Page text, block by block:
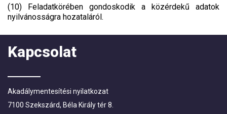
(10) Feladatkörében gondoskodik a közérdekű adatok
nyilvánosságra hozataláról.
Kapcsolat
Akadálymentesítési nyilatkozat
7100 Szekszárd, Béla Király tér 8.